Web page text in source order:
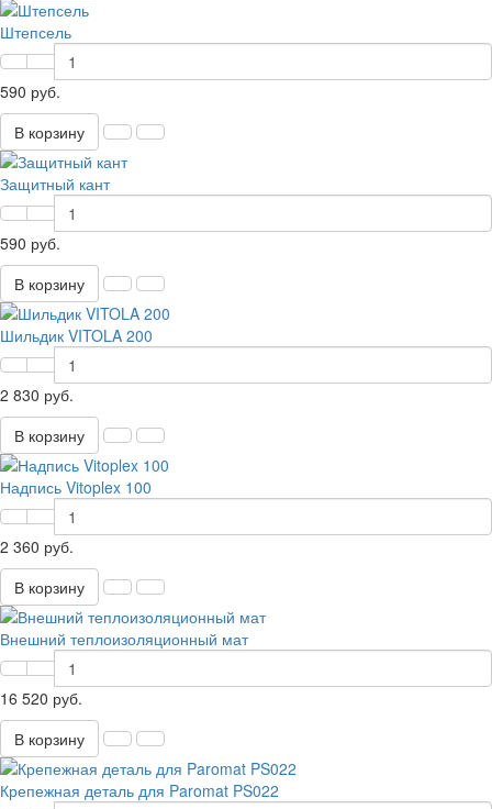
Штепсель
590 руб.
В корзину
Защитный кант
590 руб.
В корзину
Шильдик VITOLA 200
2 830 руб.
В корзину
Надпись Vitoplex 100
2 360 руб.
В корзину
Внешний теплоизоляционный мат
16 520 руб.
В корзину
Крепежная деталь для Paromat PS022